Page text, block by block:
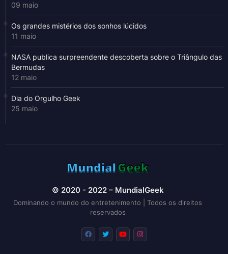
09 maio
Os grandes mistérios dos sonhos lúcidos
11 maio
NASA publica surpreendente descoberta sobre o Triângulo das
Bermudas
12 maio
Dia do Orgulho Geek
25 maio
© 2020 - 2022 – MundialGeek
Dominando o mundo do entretenimento | Todos os direitos
reservados